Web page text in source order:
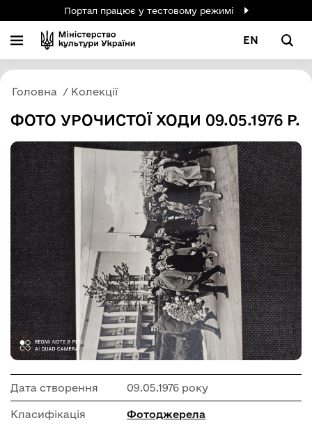
Портал працює у тестовому режимі
EN
Головна Колекції
ФОТО УРОЧИСТОЇ ХОДИ 09.05.1976 Р.
Дата створення 09.05.1976 року
Класифікація Фотоджерела